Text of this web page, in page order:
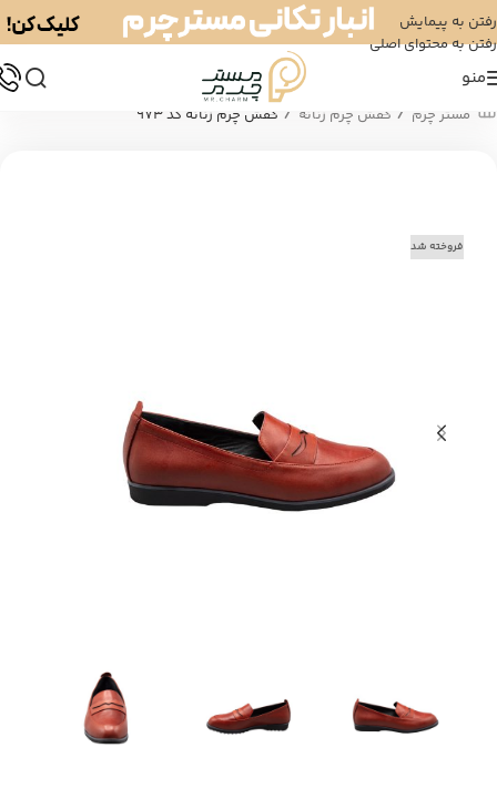
رفتن به پیمایش
رفتن به محتوای اصلی
منو
مستر چرم / کفش چرم زنانه / کفش چرم زنانه کد 973
فروخته شد